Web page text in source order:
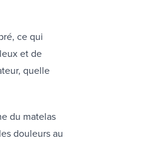
ce qui
et de
quelle
du matelas
douleurs au